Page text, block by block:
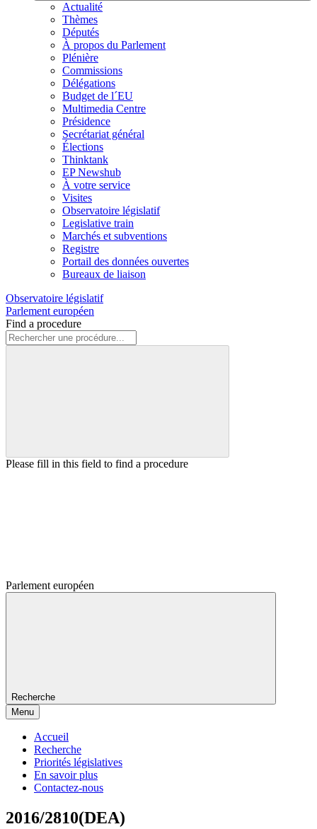
Actualité
Thèmes
Députés
À propos du Parlement
Plénière
Commissions
Délégations
Budget de l´EU
Multimedia Centre
Présidence
Secrétariat général
Élections
Thinktank
EP Newshub
À votre service
Visites
Observatoire législatif
Legislative train
Marchés et subventions
Registre
Portail des données ouvertes
Bureaux de liaison
Observatoire législatif
Parlement européen
Find a procedure
Please fill in this field to find a procedure
Parlement européen
Recherche
Menu
Accueil
Recherche
Priorités législatives
En savoir plus
Contactez-nous
2016/2810(DEA)